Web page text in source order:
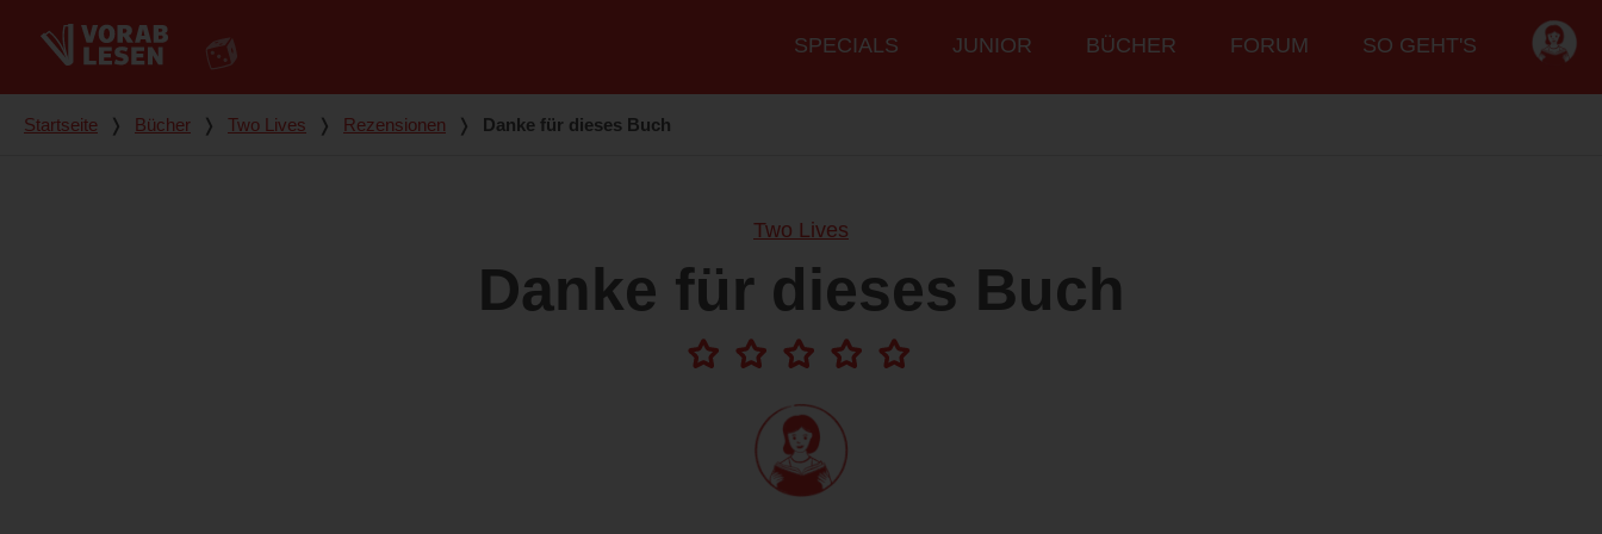
Hauptmenü
SPECIALS JUNIOR BÜCHER FORUM SO GEHT'S
Du bist hier
Startseite ❭ Bücher ❭ Two Lives ❭ Rezensionen ❭ Danke für dieses Buch
Two Lives
Danke für dieses Buch